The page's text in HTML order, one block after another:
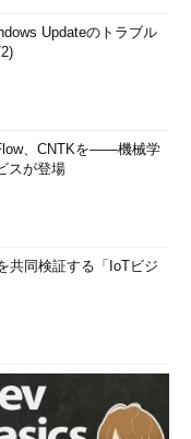
Updateのトラブル
、CNTKを――機械学
スが登場
共同検証する「IoTビジ